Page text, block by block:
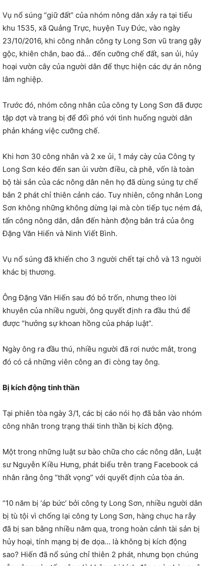
Vụ nổ súng “giữ đất” của nhóm nông dân xảy ra tại tiểu
khu 1535, xã Quảng Trực, huyện Tuy Đức, vào ngày
23/10/2016, khi công nhân công ty Long Sơn vũ trang gậy
gộc, khiên chắn, bao đá… đến cưỡng chế đất, san ủi, hủy
hoại vườn cây của người dân để thực hiện các dự án nông
lâm nghiệp.
Trước đó, nhóm công nhân của công ty Long Sơn đã được
tập dợt và trang bị để đối phó với tình huống người dân
phản kháng việc cưỡng chế.
Khi hơn 30 công nhân và 2 xe ủi, 1 máy cày của Công ty
Long Sơn kéo đến san ủi vườn điều, cà phê, vốn là toàn
bộ tài sản của các nông dân nên họ đã dùng súng tự chế
bắn 2 phát chỉ thiên cảnh cáo. Tuy nhiên, công nhân Long
Sơn không những không dừng lại mà còn tiếp tục ném đá,
tấn công nông dân, dẫn đến hành động bắn trả của ông
Đặng Văn Hiến và Ninh Viết Bình.
Vụ nổ súng đã khiến cho 3 người chết tại chỗ và 13 người
khác bị thương.
Ông Đặng Văn Hiến sau đó bỏ trốn, nhưng theo lời
khuyên của nhiều người, ông quyết định ra đầu thú để
được “hưởng sự khoan hồng của pháp luật”.
Ngày ông ra đầu thú, nhiều người đã rơi nước mắt, trong
đó có cả những viên công an đi còng tay ông.
Bị kích động tinh thần
Tại phiên tòa ngày 3/1, các bị cáo nói họ đã bắn vào nhóm
công nhân trong trạng thái tinh thần bị kích động.
Một trong những luật sư bào chữa cho các nông dân, Luật
sư Nguyễn Kiều Hưng, phát biểu trên trang Facebook cá
nhân rằng ông “thất vọng” với quyết định của tòa án.
“10 năm bị ‘áp bức’ bởi công ty Long Sơn, nhiều người dân
bị tù tội vì chống lại công ty Long Sơn, hàng chục ha rẫy
đã bị san bằng nhiều năm qua, trong hoàn cảnh tài sản bị
hủy hoại, tính mạng bị đe dọa… là không bị kích động
sao? Hiến đã nổ súng chỉ thiên 2 phát, nhưng bọn chúng